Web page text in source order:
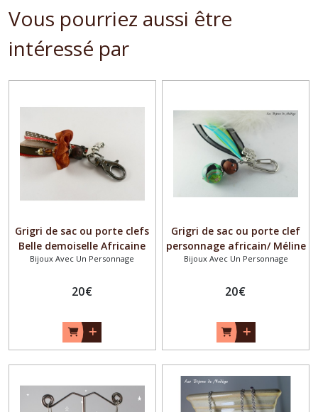
Vous pourriez aussi être
intéressé par
Grigri de sac ou porte clefs
Belle demoiselle Africaine
Bijoux Avec Un Personnage
20€
Grigri de sac ou porte clef
personnage africain/ Méline
Bijoux Avec Un Personnage
20€